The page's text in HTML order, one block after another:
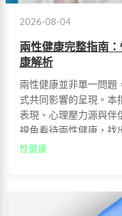
2026-08-04
兩性健康完整指南
康解析
兩性健康並非單一問題
式共同影響的呈現。本
表現、心理壓力源與伴
視角看待兩性健康，找
自信享受美滿生活。
性健康